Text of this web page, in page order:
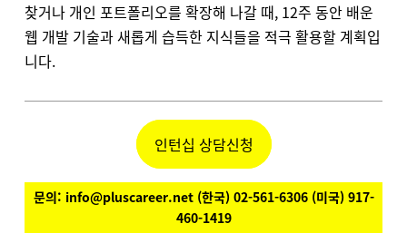
찾거나 개인 포트폴리오를 확장해 나갈 때, 12주 동안 배운
웹 개발 기술과 새롭게 습득한 지식들을 적극 활용할 계획입
니다.
인턴십 상담신청
문의: info@pluscareer.net (한국) 02-561-6306 (미국) 917-
460-1419